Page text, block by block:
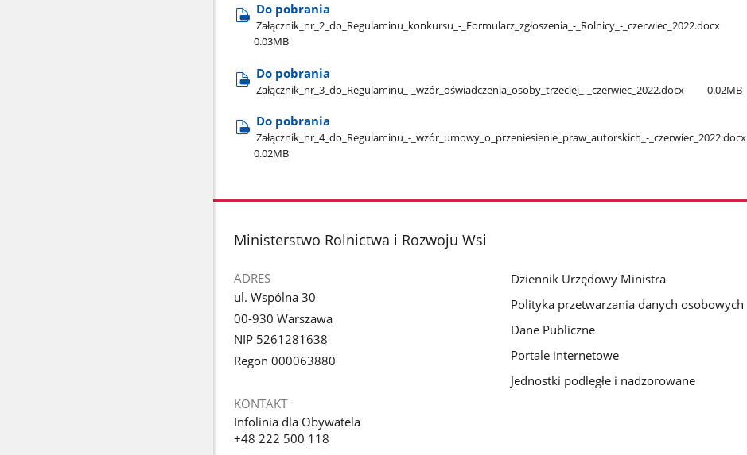
Do pobrania
Załącznik​_nr​_2​_do​_Regulaminu​_konkursu​_-​_Formularz​_zgłoszenia​_-​_Rolnicy​_-​_czerwiec​_2022.docx
0.03MB
Do pobrania
Załącznik​_nr​_3​_do​_Regulaminu​_-​_wzór​_oświadczenia​_osoby​_trzeciej​_-​_czerwiec​_2022.docx 0.02MB
Do pobrania
Załącznik​_nr​_4​_do​_Regulaminu​_-​_wzór​_umowy​_o​_przeniesienie​_praw​_autorskich​_-​_czerwiec​_2022.docx
0.02MB
stopka
Ministerstwo Rolnictwa i Rozwoju Wsi
ADRES
ul. Wspólna 30
00-930 Warszawa
NIP 5261281638
Regon 000063880
KONTAKT
Infolinia dla Obywatela
+48 222 500 118
Dziennik Urzędowy Ministra
Polityka przetwarzania danych osobowych
Dane Publiczne
Portale internetowe
Jednostki podległe i nadzorowane